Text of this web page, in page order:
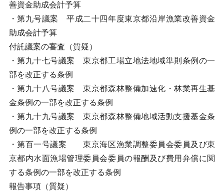
善資金助成会計予算
・第九号議案 平成二十四年度東京都沿岸漁業改善資金
助成会計予算
付託議案の審査（質疑）
・第九十七号議案 東京都工場立地法地域準則条例の一
部を改正する条例
・第九十八号議案 東京都森林整備加速化・林業再生基
金条例の一部を改正する条例
・第九十九号議案 東京都森林整備地域活動支援基金条
例の一部を改正する条例
・第百一号議案 東京海区漁業調整委員会委員及び東
京都内水面漁場管理委員会委員の報酬及び費用弁償に関
する条例の一部を改正する条例
報告事項（質疑）